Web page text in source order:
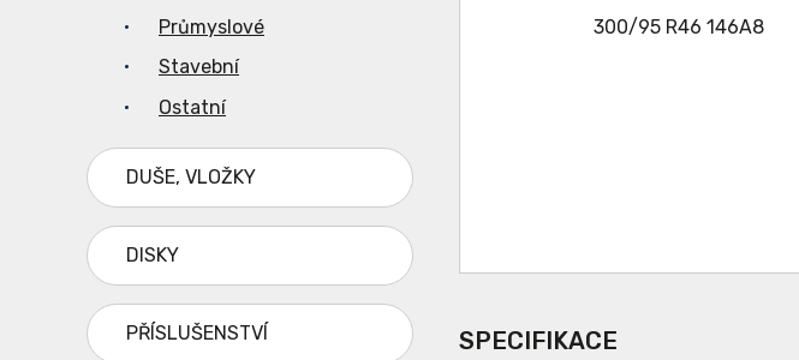
SPECIFIKACE
Průmyslové
Stavební
Ostatní
DUŠE, VLOŽKY
DISKY
PŘÍSLUŠENSTVÍ